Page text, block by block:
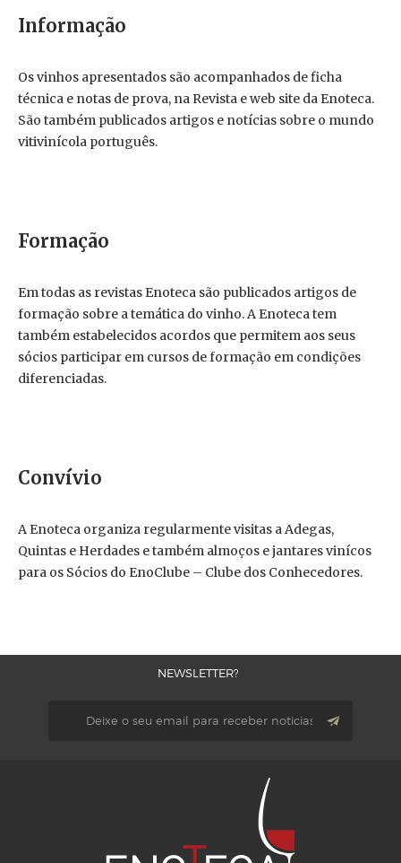
Informação
Os vinhos apresentados são acompanhados de ficha
técnica e notas de prova, na Revista e web site da Enoteca.
São também publicados artigos e notícias sobre o mundo
vitivinícola português.
Formação
Em todas as revistas Enoteca são publicados artigos de
formação sobre a temática do vinho. A Enoteca tem
também estabelecidos acordos que permitem aos seus
sócios participar em cursos de formação em condições
diferenciadas.
Convívio
A Enoteca organiza regularmente visitas a Adegas,
Quintas e Herdades e também almoços e jantares vinícos
para os Sócios do EnoClube – Clube dos Conhecedores.
NEWSLETTER?